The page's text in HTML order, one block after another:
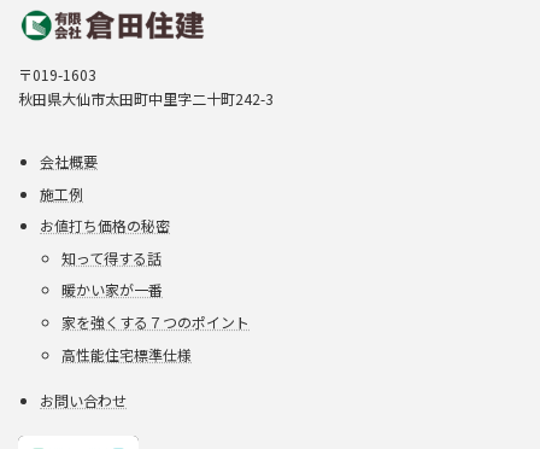
〒019-1603
秋田県大仙市太田町中里字二十町242-3
会社概要
施工例
お値打ち価格の秘密
知って得する話
暖かい家が一番
家を強くする７つのポイント
高性能住宅標準仕様
お問い合わせ